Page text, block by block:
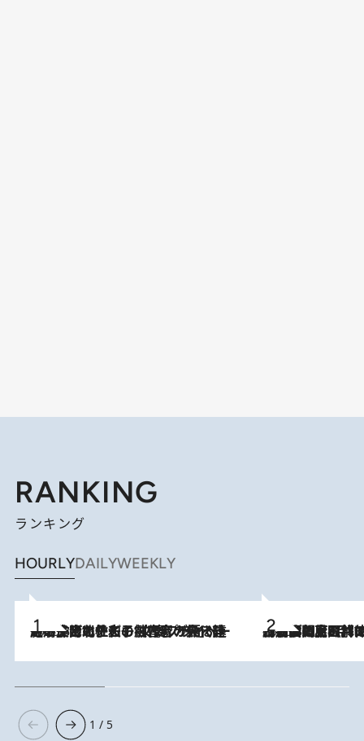
RANKING
ランキング
HOURLYDAILYWEEKLY
2026.8.3
《「文士の子ども被害者の会」発足！》阿川佐和子（72）が語る遠藤周作に北杜夫、劇作家・矢代静一の子どもたちの“文豪プライベート事件簿” 2026.8.8
「最後に見られてよかった」上野動物園の東園パンダ舎が解体前に特別公開。8月16日まで延長されたパネル展と共に辿る“半世紀”のパンダ飼育《解体工事の図面あり》
1 / 5